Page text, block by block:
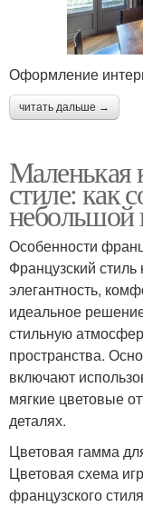
Оформление
читать дальше →
Маленькая
стиле: как
Особенности
Французский стиль
элегантность,
идеальное
стильную
пространства.
включают
мягкие цветовые
деталях.
Цветовая гамма
Цветовая схема
французского